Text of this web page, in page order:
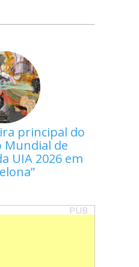
principal do
Mundial de
UIA 2026 em
PUB